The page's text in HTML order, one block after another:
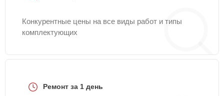
Конкурентные цены на все виды работ и типы
комплектующих
Ремонт за 1 день